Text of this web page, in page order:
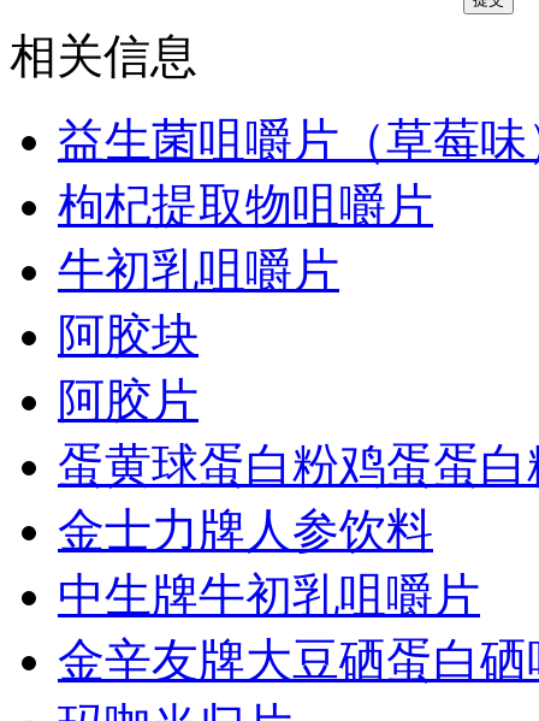
相关信息
益生菌咀嚼片（草莓味
枸杞提取物咀嚼片
牛初乳咀嚼片
阿胶块
阿胶片
蛋黄球蛋白粉鸡蛋蛋白
金士力牌人参饮料
中生牌牛初乳咀嚼片
金辛友牌大豆硒蛋白